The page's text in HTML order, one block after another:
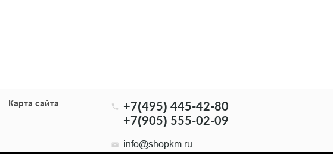
Карта сайта
+7(495) 445-42-80
+7(905) 555-02-09
info@shopkm.ru